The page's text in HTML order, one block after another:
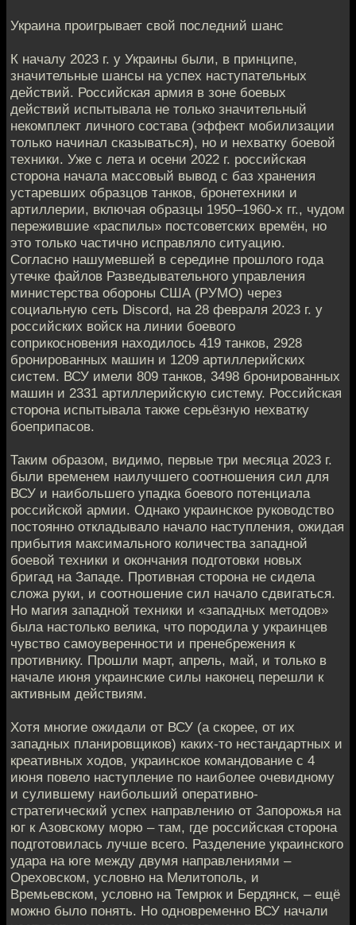
Украина проигрывает свой последний шанс
К началу 2023 г. у Украины были, в принципе,
значительные шансы на успех наступательных
действий. Российская армия в зоне бое­вых
действий испытывала не только значительный
некомплект личного состава (эффект мобилизации
только начинал сказываться), но и нехватку боевой
техники. Уже с лета и осени 2022 г. российская
сторона начала массовый вывод с баз хранения
устаревших образцов танков, бронетехники и
артиллерии, включая образцы 1950–1960-х гг., чудом
пережившие «распилы» постсоветских времён, но
это только частично исправляло ситуацию.
Согласно нашумевшей в середине прошлого года
утечке файлов Разведывательного управления
министерства обороны США (РУМО) через
социальную сеть Discord, на 28 февраля 2023 г. у
российских войск на линии боевого
соприкосновения находилось 419 танков, 2928
бронированных машин и 1209 артиллерийских
систем. ВСУ имели 809 танков, 3498 бронированных
машин и 2331 артиллерийскую систему. Российская
сторона испытывала также серьёзную нехватку
боеприпасов.
Таким образом, видимо, первые три месяца 2023 г.
были временем наилучшего соотношения сил для
ВСУ и наибольшего упадка боевого потенциала
российской армии. Однако украинское руководство
постоянно откладывало начало наступления, ожидая
прибытия максимального количества западной
боевой техники и окончания подготовки новых
бригад на Западе. Противная сторона не сидела
сложа руки, и соотношение сил начало сдвигаться.
Но магия западной техники и «западных методов»
была настолько велика, что породила у украинцев
чувство самоуверенности и пренебрежения к
противнику. Прошли март, апрель, май, и только в
начале июня украинские силы наконец перешли к
активным действиям.
Хотя многие ожидали от ВСУ (а скорее, от их
западных планировщиков) каких-то нестандартных и
креативных ходов, украинское командование с 4
июня повело наступление по наиболее очевидному
и сулившему наибольший оперативно-
стратегический успех направлению от Запорожья на
юг к Азовскому морю – там, где российская сторона
подготовилась лучше всего. Разделение украинского
удара на юге между двумя направлениями –
Ореховском, условно на Мелитополь, и
Времьевском, условно на Темрюк и Бердянск, – ещё
можно было понять. Но одновременно ВСУ начали